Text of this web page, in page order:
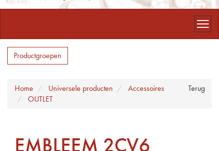
Productgroepen
Terug
Home Universele producten
Accessoires
OUTLET
EMBLEEM 2CV6